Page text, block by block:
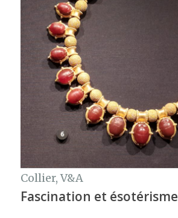
Collier, V&A
Fascination et ésotérisme